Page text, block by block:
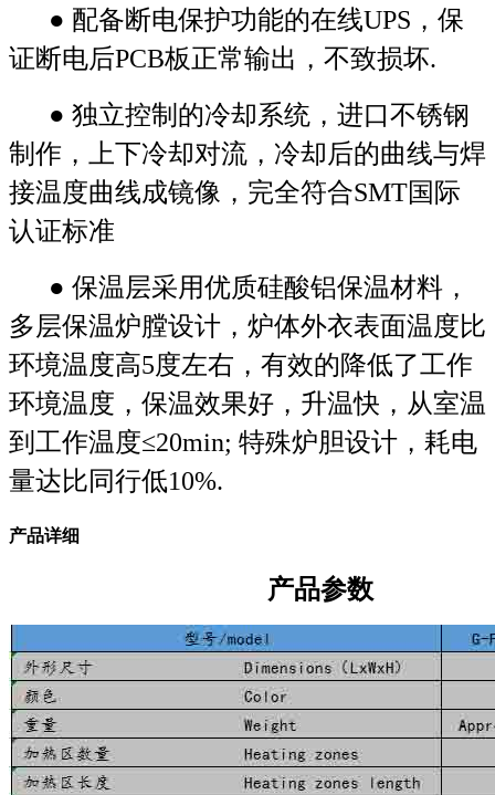
● 配备断电保护功能的在线UPS，保
证断电后PCB板正常输出，不致损坏.
● 独立控制的冷却系统，进口不锈钢
制作，上下冷却对流，冷却后的曲线与焊
接温度曲线成镜像，完全符合SMT国际
认证标准
● 保温层采用优质硅酸铝保温材料，
多层保温炉膛设计，炉体外衣表面温度比
环境温度高5度左右，有效的降低了工作
环境温度，保温效果好，升温快，从室温
到工作温度≤20min; 特殊炉胆设计，耗电
量达比同行低10%.
产品详细
产品参数